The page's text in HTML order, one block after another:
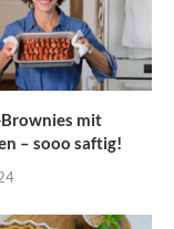
mit
– sooo saftig!